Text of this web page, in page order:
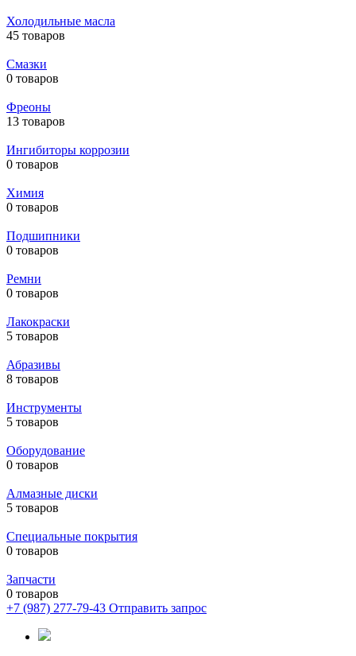
Холодильные масла
45 товаров
Смазки
0 товаров
Фреоны
13 товаров
Ингибиторы коррозии
0 товаров
Химия
0 товаров
Подшипники
0 товаров
Ремни
0 товаров
Лакокраски
5 товаров
Абразивы
8 товаров
Инструменты
5 товаров
Оборудование
0 товаров
Алмазные диски
5 товаров
Специальные покрытия
0 товаров
Запчасти
0 товаров
+7 (987) 277-79-43 Отправить запрос